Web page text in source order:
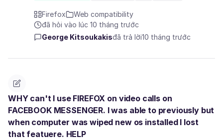
Firefox
Web compatibility
đã hỏi vào lúc 10 tháng trước
George Kitsoukakisđã trả lời10 tháng trước
WHY can't I use FIREFOX on video calls on
FACEBOOK MESSENGER. I was able to previously but
when computer was wiped new os installed I lost
that featuere. HELP